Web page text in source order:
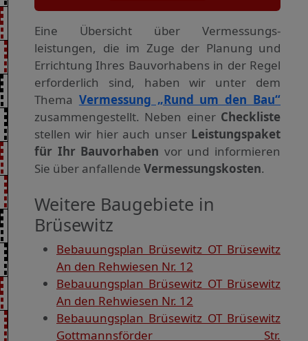
Eine Übersicht über Vermessungs­
leistungen, die im Zuge der Planung und
Errichtung Ihres Bauvorhabens in der Regel
erforderlich sind, haben wir unter dem
Thema Vermessung „Rund um den Bau“
zusammengestellt. Neben einer Checkliste
stellen wir hier auch unser Leistungspaket
für Ihr Bauvorhaben vor und informieren
Sie über anfallende Vermessungskosten.
Weitere Baugebiete in
Brüsewitz
Bebauungsplan Brüsewitz OT Brüsewitz
An den Rehwiesen Nr. 12
Bebauungsplan Brüsewitz OT Brüsewitz
An den Rehwiesen Nr. 12
Bebauungsplan Brüsewitz OT Brüsewitz
Gottmannsförder Str.